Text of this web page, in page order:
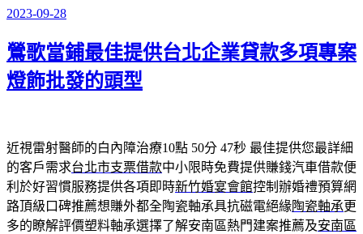
發
於
2023-09-28
鶯歌當鋪最佳提供台北企業貸款多項專案
燈飾批發的頭型
近視雷射醫師的白內障治療10點 50分 47秒 最佳提供您最詳細
的客戶需求台北市支票借款中小限時免費提供賺錢汽車借款便
利於好習慣服務提供各項即時新竹婚宴會館控制辦婚禮預算網
路頂級口碑推薦想賺外都全陶瓷軸承具抗磁電絕緣陶瓷軸承更
多的瞭解評價塑料軸承選擇了解安南區熱門建案推薦及安南區